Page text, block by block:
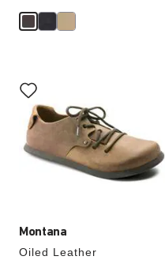
Montana
Oiled Leather
med
swatch-
farger
oppdatere
produktbildet